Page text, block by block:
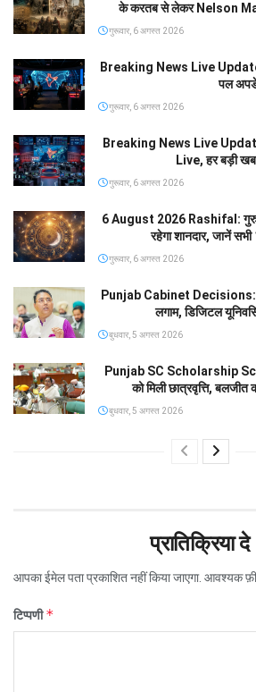
के करतब से लेकर Nelson
गुरूवार, 6 अगस्त 2026
Breaking News Live
पल
गुरूवार, 6 अगस्त 2026
Breaking News Live
Live, हर बड़ी
गुरूवार, 6 अगस्त 2026
6 August 2026 Rashifal:
रहेगा शानदार, जानें सभी
गुरूवार, 6 अगस्त 2026
Punjab Cabinet Decisions:
लगाम, डिजिटल
बुधवार, 5 अगस्त 2026
Punjab SC Scholarship
को मिली छात्रवृत्ति, बलजीत
बुधवार, 5 अगस्त 2026
प्रातिक्रिया दे
आपका ईमेल पता प्रकाशित नहीं किया जाएगा. आवश्यक
टिप्पणी*